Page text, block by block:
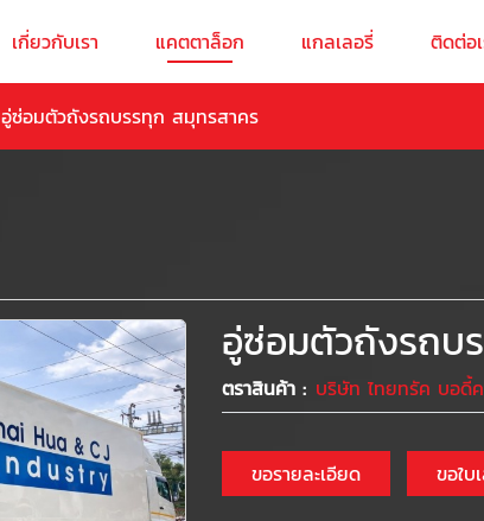
เกี่ยวกับเรา แคตตาล็อก แกลเลอรี่ ติดต่อ
อู่ซ่อมตัวถังรถบรรทุก สมุทรสาคร
อู่ซ่อมตัวถังรถบ
ตราสินค้า : บริษัท ไทยทรัค บอดี้
ขอรายละเอียด ขอใบ